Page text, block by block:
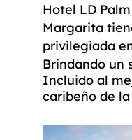
Hotel LD
Margarita
privilegiada
Brindando un
Incluido al
caribeño de